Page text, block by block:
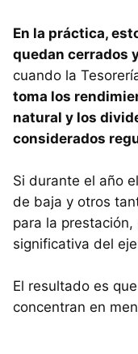
En la práctica,
quedan cerrados
cuando la
toma los
natural y los
considerados
Si durante el año
de baja y otros
para la
significativa del
El resultado es
concentran en